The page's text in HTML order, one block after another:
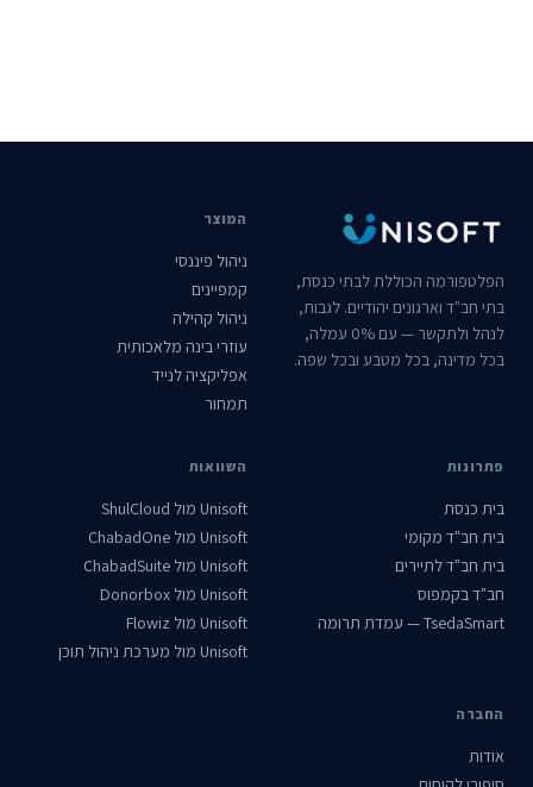
הפלטפורמה הכוללת לבתי כנסת,
בתי חב"ד וארגונים יהודיים. לגבות,
לנהל ולתקשר — עם 0% עמלה,
בכל מדינה, בכל מטבע ובכל שפה.
המוצר
ניהול פיננסי
קמפיינים
ניהול קהילה
עוזרי בינה מלאכותית
אפליקציה לנייד
תמחור
פתרונות
בית כנסת
בית חב"ד מקומי
בית חב"ד לתיירים
חב"ד בקמפוס
TsedaSmart — עמדת תרומה
השוואות
Unisoft מול ShulCloud
Unisoft מול ChabadOne
Unisoft מול ChabadSuite
Unisoft מול Donorbox
Unisoft מול Flowiz
Unisoft מול מערכת ניהול תוכן
החברה
אודות